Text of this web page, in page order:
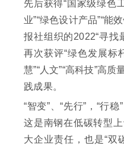
先后获得“国家级绿色
业”“绿色设计产品”“能
报社组织的2022“寻找
再次获评“绿色发展标
慧”“人文”“高科技”高
践成果。
“智变”、“先行”，“行稳
这是南钢在低碳转型
大企业责任，也是“双